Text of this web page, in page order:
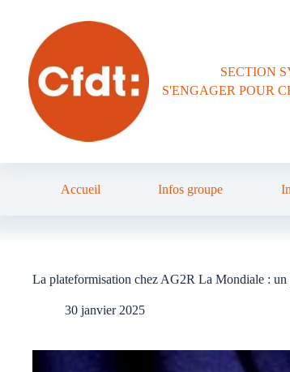
SECTION
S'ENGAGER POUR
Accueil Infos groupe
La plateformisation chez AG2R La Mondiale : un
30 janvier 2025